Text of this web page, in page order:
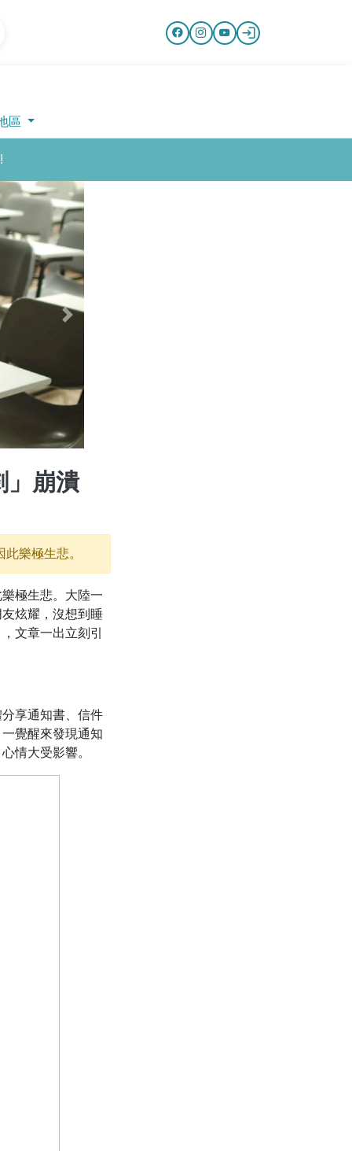
區
Next
」崩潰
樂極生悲。
極生悲。大陸一
炫耀，沒想到睡
文章一出立刻引
享通知書、信件
覺醒來發現通知
情大受影響。